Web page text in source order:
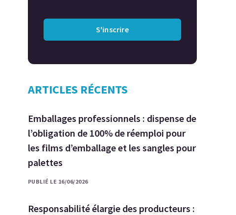
S'inscrire
ARTICLES RÉCENTS
Emballages professionnels : dispense de
l’obligation de 100% de réemploi pour
les films d’emballage et les sangles pour
palettes
PUBLIÉ LE 16/06/2026
Responsabilité élargie des producteurs :